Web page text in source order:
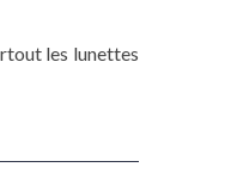
les lunettes